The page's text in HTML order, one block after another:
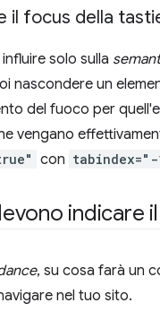
il focus della
solo sulla
nascondere un
del fuoco per
vengano
con tabindex="-
indicare
, su cosa farà un
nel tuo sito.